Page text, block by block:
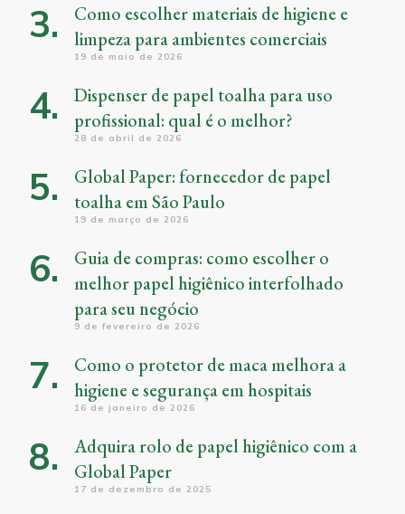
Como escolher materiais de higiene e
limpeza para ambientes comerciais
19 de maio de 2026
Dispenser de papel toalha para uso
profissional: qual é o melhor?
28 de abril de 2026
Global Paper: fornecedor de papel
toalha em São Paulo
19 de março de 2026
Guia de compras: como escolher o
melhor papel higiênico interfolhado
para seu negócio
9 de fevereiro de 2026
Como o protetor de maca melhora a
higiene e segurança em hospitais
16 de janeiro de 2026
Adquira rolo de papel higiênico com a
Global Paper
17 de dezembro de 2025